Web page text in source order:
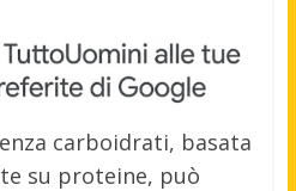
carboidrati, basata
su proteine, può